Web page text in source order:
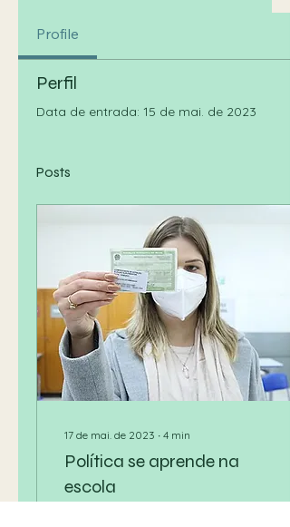
Profile
Perfil
Data de entrada: 15 de mai. de 2023
Posts
17 de mai. de 2023 ∙ 4 min
Política se aprende na
escola